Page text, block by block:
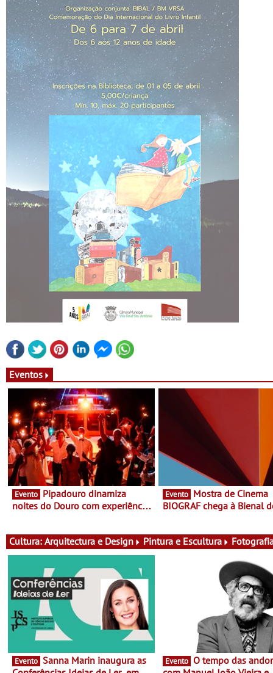
Eventos
Evento
noites do Douro com experiência
Evento
BIOGRAF chega à Bienal
práticas artísticas
Cultura: Arquitectura e Design Pintura e Escultura
Evento Evento